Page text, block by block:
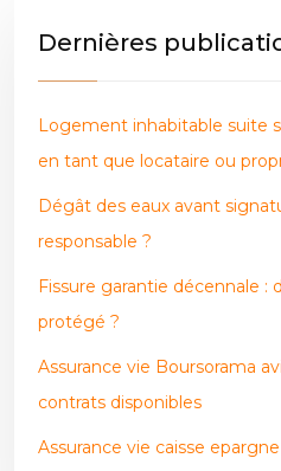
Dernières
Logement inhabitable suite
en tant que locataire ou
Dégât des eaux avant
responsable ?
Fissure garantie décennale :
protégé ?
Assurance vie Boursorama
contrats disponibles
Assurance vie caisse